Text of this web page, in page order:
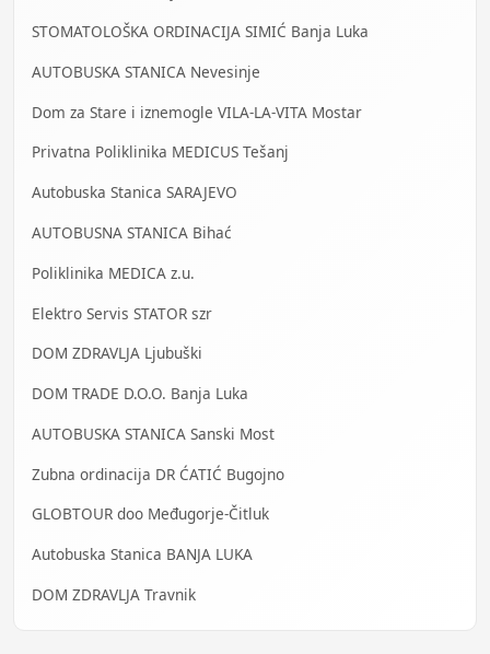
STOMATOLOŠKA ORDINACIJA SIMIĆ Banja Luka
AUTOBUSKA STANICA Nevesinje
Dom za Stare i iznemogle VILA-LA-VITA Mostar
Privatna Poliklinika MEDICUS Tešanj
Autobuska Stanica SARAJEVO
AUTOBUSNA STANICA Bihać
Poliklinika MEDICA z.u.
Elektro Servis STATOR szr
DOM ZDRAVLJA Ljubuški
DOM TRADE D.O.O. Banja Luka
AUTOBUSKA STANICA Sanski Most
Zubna ordinacija DR ĆATIĆ Bugojno
GLOBTOUR doo Međugorje-Čitluk
Autobuska Stanica BANJA LUKA
DOM ZDRAVLJA Travnik